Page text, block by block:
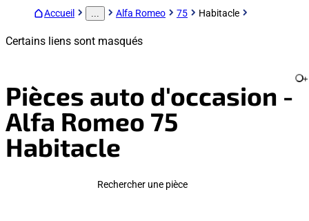
Accueil Alfa Romeo 75 Habitacle
Certains liens sont masqués
Pièces auto d'occasion -
Alfa Romeo 75
Habitacle
+
Rechercher une pièce